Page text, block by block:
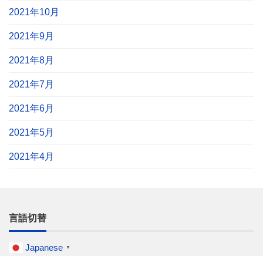
2021年10月
2021年9月
2021年8月
2021年7月
2021年6月
2021年5月
2021年4月
言語切替
Japanese ▼